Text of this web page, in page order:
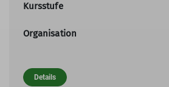
Kursstufe
Organisation
Details